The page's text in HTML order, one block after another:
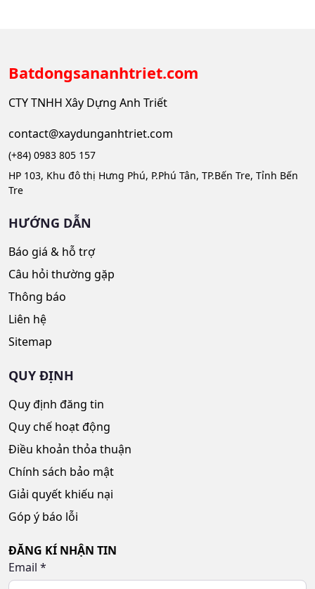
Batdongsananhtriet.com
CTY TNHH Xây Dựng Anh Triết
contact@xaydunganhtriet.com
(+84) 0983 805 157
HP 103, Khu đô thị Hưng Phú, P.Phú Tân, TP.Bến Tre, Tỉnh Bến
Tre
HƯỚNG DẪN
Báo giá & hỗ trợ
Câu hỏi thường gặp
Thông báo
Liên hệ
Sitemap
QUY ĐỊNH
Quy định đăng tin
Quy chế hoạt động
Điều khoản thỏa thuận
Chính sách bảo mật
Giải quyết khiếu nại
Góp ý báo lỗi
ĐĂNG KÍ NHẬN TIN
Email *